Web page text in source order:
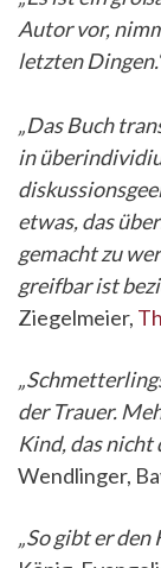
Autor vor,
letzten
„Das Buch
in
etwas, das
gemacht zu
greifbar ist
Ziegelmeier,
der Trauer.
Kind, das nicht
Wendlinger,
„So gibt er